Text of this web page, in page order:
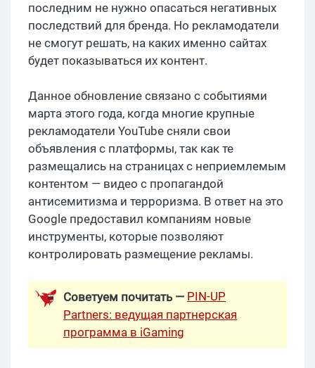
последним не нужно опасаться негативных
последствий для бренда. Но рекламодатели
не смогут решать, на каких именно сайтах
будет показываться их контент.
Данное обновление связано с событиями
марта этого года, когда многие крупные
рекламодатели YouTube сняли свои
объявления с платформы, так как те
размещались на страницах с неприемлемым
контентом — видео с пропагандой
антисемитизма и терроризма. В ответ на это
Google предоставил компаниям новые
инструменты, которые позволяют
контролировать размещение рекламы.
Советуем почитать — PIN-UP
Partners: ведущая партнерская
программа в iGaming